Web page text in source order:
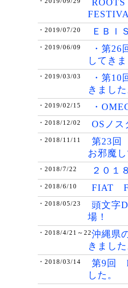
・2019/07/20 ＥＢＩ
・2019/06/09
・第
してきま
・2019/03/03
・第10
きました
・2019/02/15 ・
・2018/12/02 OSノス
・2018/11/11
第23回
お邪魔し
・2018/7/22 ２０１
・2018/6/10 FIAT
・2018/05/23
頭文字
場！
・2018/4/21～22沖縄県
きました
・2018/03/14
第9回
した。